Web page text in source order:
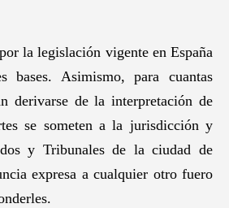
la legislación vigente en España
bases. Asimismo, para cuantas
derivarse de la interpretación de
se someten a la jurisdicción y
y Tribunales de la ciudad de
expresa a cualquier otro fuero